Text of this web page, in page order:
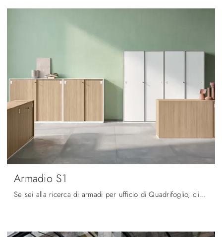
Armadio S1
Se sei alla ricerca di armadi per ufficio di Quadrifoglio, clicca e scopri di più sul modello Armadio S1 in melaminico per l'ambiente lavorativo!